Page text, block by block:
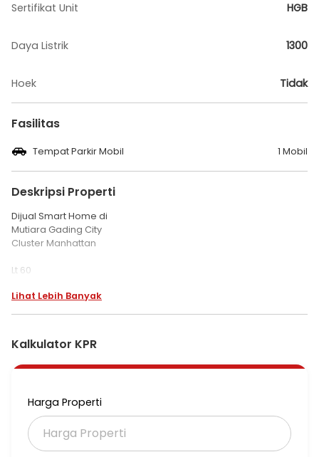
Sertifikat Unit HGB
Daya Listrik 1300
Hoek Tidak
Fasilitas
Tempat Parkir Mobil 1 Mobil
Deskripsi Properti
Dijual Smart Home di
Mutiara Gading City
Cluster Manhattan
Lt 60
2 Kt
Air Pam
Carport
Canopy
Harga 590jt nego
Lihat Lebih Banyak
Kalkulator KPR
Harga Properti